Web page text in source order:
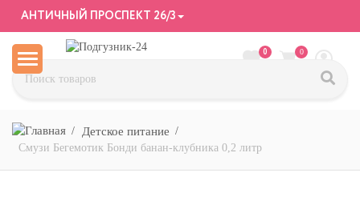
АНТИЧНЫЙ ПРОСПЕКТ 26/3
0 0
Детское питание
Смузи Бегемотик Бонди банан-клубника 0,2 литр